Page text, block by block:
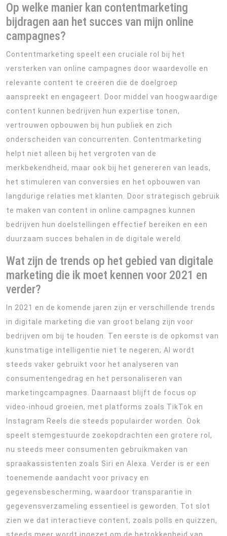
Op welke manier kan contentmarketing
bijdragen aan het succes van mijn online
campagnes?
Contentmarketing speelt een cruciale rol bij het
versterken van online campagnes door waardevolle en
relevante content te creëren die de doelgroep
aanspreekt en engageert. Door middel van hoogwaardige
content kunnen bedrijven hun expertise tonen,
vertrouwen opbouwen bij hun publiek en zich
onderscheiden van concurrenten. Contentmarketing
helpt niet alleen bij het vergroten van de
merkbekendheid, maar ook bij het genereren van leads,
het stimuleren van conversies en het opbouwen van
langdurige relaties met klanten. Door strategisch gebruik
te maken van content in online campagnes kunnen
bedrijven hun doelstellingen effectief bereiken en een
duurzaam succes behalen in de digitale wereld.
Wat zijn de trends op het gebied van digitale
marketing die ik moet kennen voor 2021 en
verder?
In 2021 en de komende jaren zijn er verschillende trends
in digitale marketing die van groot belang zijn voor
bedrijven om bij te houden. Ten eerste is de opkomst van
kunstmatige intelligentie niet te negeren; AI wordt
steeds vaker gebruikt voor het analyseren van
consumentengedrag en het personaliseren van
marketingcampagnes. Daarnaast blijft de focus op
video-inhoud groeien, met platforms zoals TikTok en
Instagram Reels die steeds populairder worden. Ook
speelt stemgestuurde zoekopdrachten een grotere rol,
nu steeds meer consumenten gebruikmaken van
spraakassistenten zoals Siri en Alexa. Verder is er een
toenemende aandacht voor privacy en
gegevensbescherming, waardoor transparantie in
gegevensverzameling essentieel is geworden. Tot slot
zien we dat interactieve content, zoals polls en quizzen,